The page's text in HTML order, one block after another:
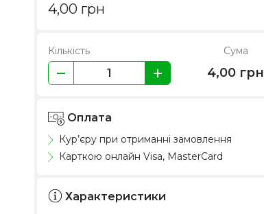
4,00 грн
Кількість Сума
4,00 грн
Оплата
Кур’єру при отриманні замовлення
Карткою онлайн Visa, MasterCard
Характеристики